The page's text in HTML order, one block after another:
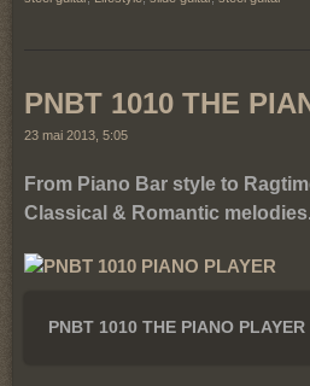
PNBT 1010 THE
23 mai 2013, 5:05
From Piano Bar style to
Classical & Romantic
PNBT 1010 THE PIANO PLAYER